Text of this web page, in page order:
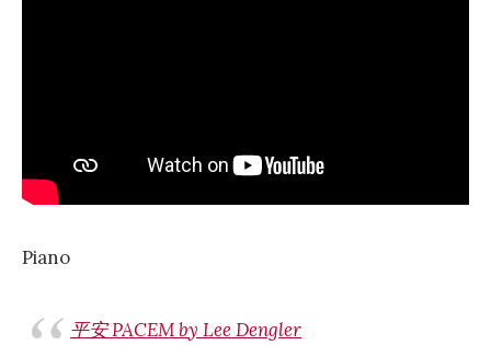
Piano
平安 PACEM by Lee Dengler